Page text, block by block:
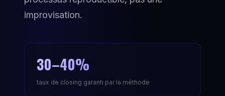
improvisation.
30–40%
taux de closing garanti par la méthode